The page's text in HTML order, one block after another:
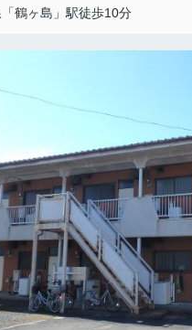
鶴ヶ島」駅徒歩10分